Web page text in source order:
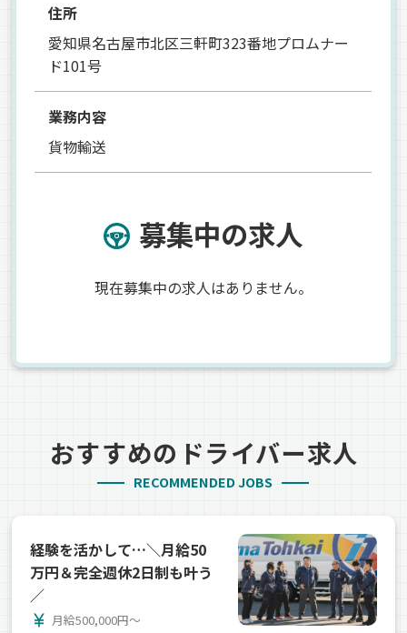
住所
愛知県名古屋市北区三軒町323番地プロムナー
ド101号
業務内容
貨物輸送
募集中の求人
現在募集中の求人はありません。
おすすめのドライバー求人
RECOMMENDED JOBS
経験を活かして…＼月給50
万円＆完全週休2日制も叶う
／
currency_yen 月給500,000円～